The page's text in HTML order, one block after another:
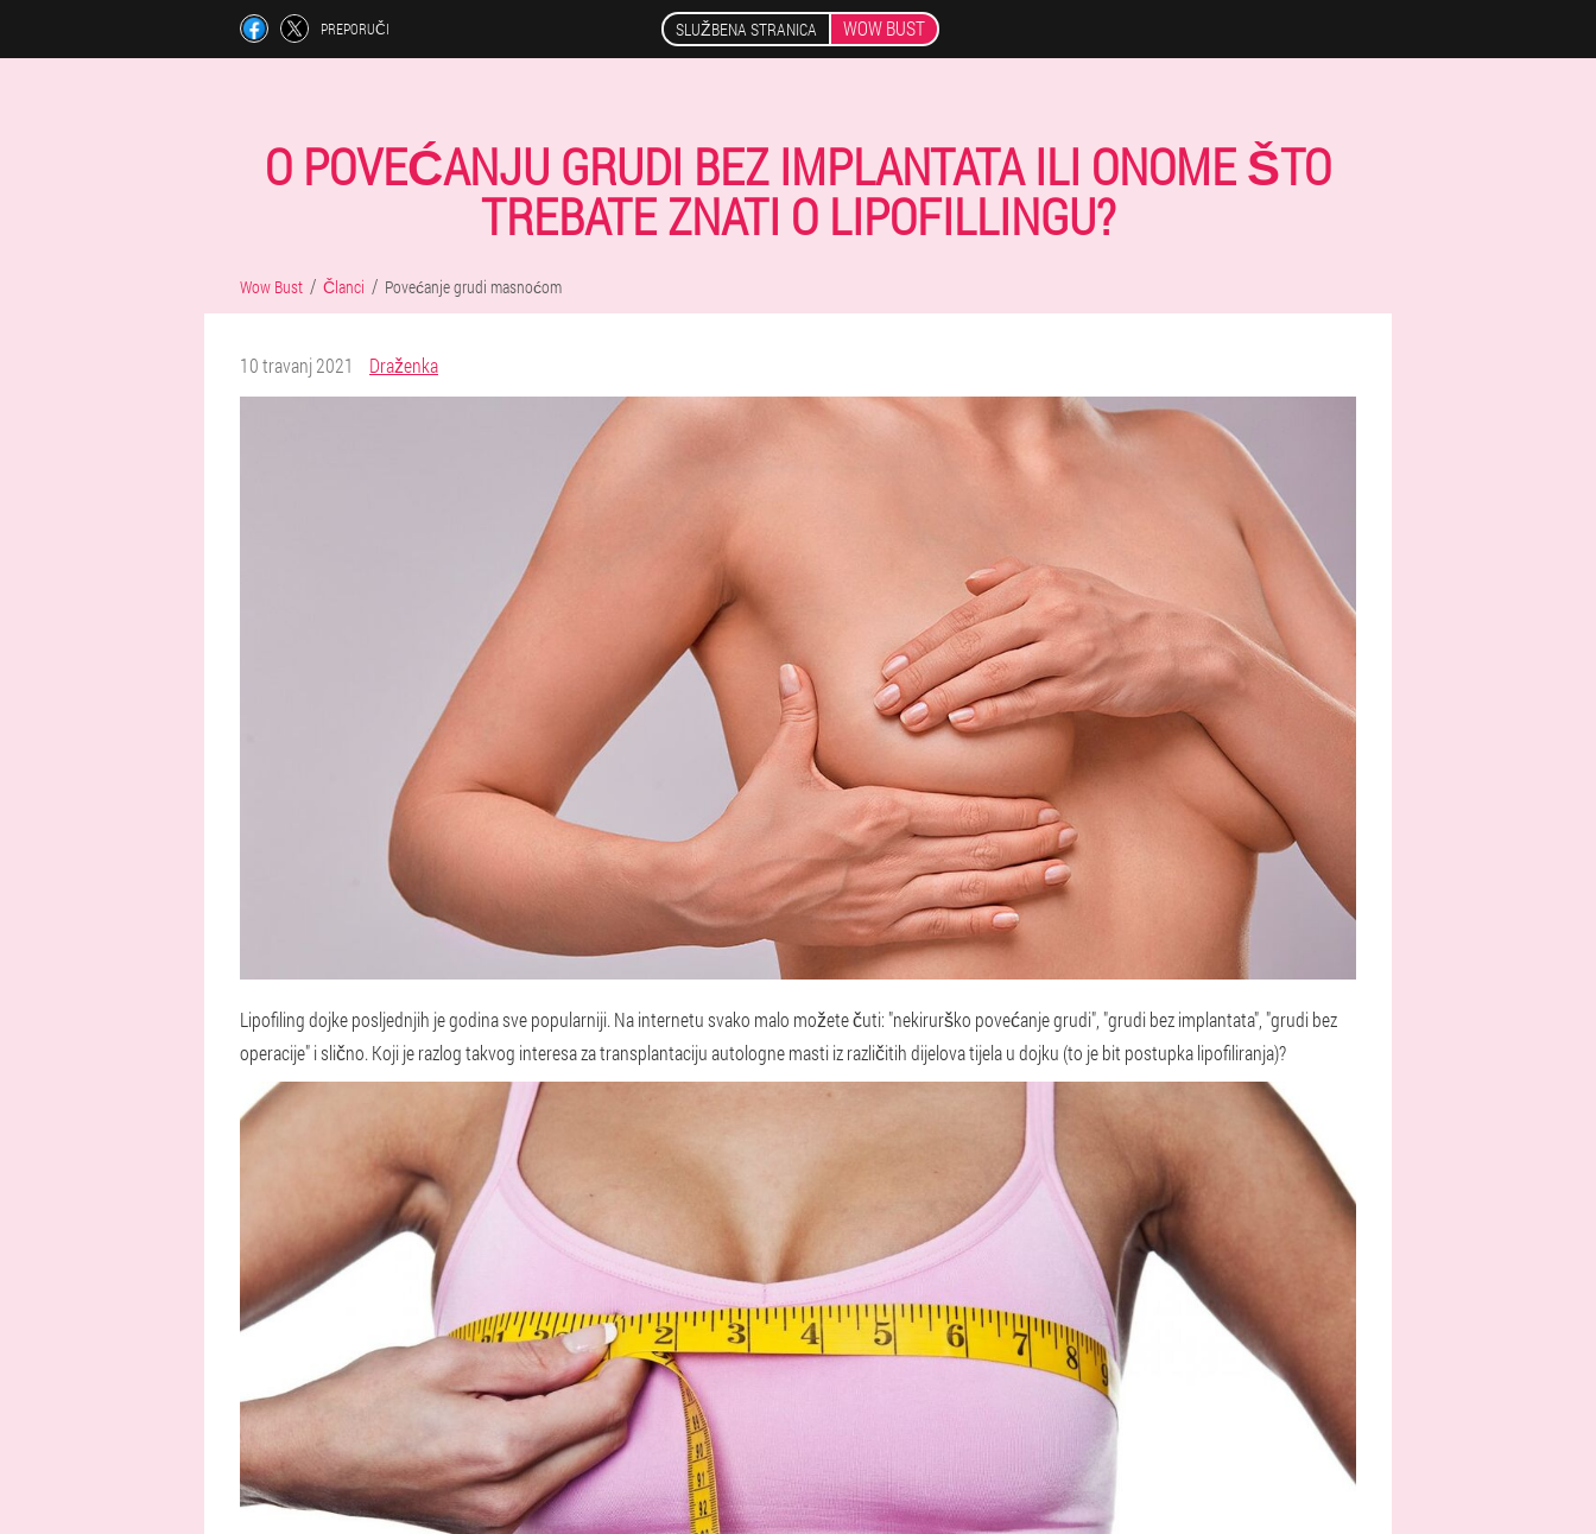
PREPORUČI SLUŽBENA STRANICA WOW BUST
O POVEĆANJU GRUDI BEZ IMPLANTATA ILI ONOME ŠTO
TREBATE ZNATI O LIPOFILLINGU?
Wow Bust Članci Povećanje grudi masnoćom
10 travanj 2021 Draženka
Lipofiling dojke posljednjih je godina sve popularniji. Na internetu svako malo možete čuti: "nekirurško povećanje grudi", "grudi bez implantata", "grudi bez
operacije" i slično. Koji je razlog takvog interesa za transplantaciju autologne masti iz različitih dijelova tijela u dojku (to je bit postupka lipofiliranja)?